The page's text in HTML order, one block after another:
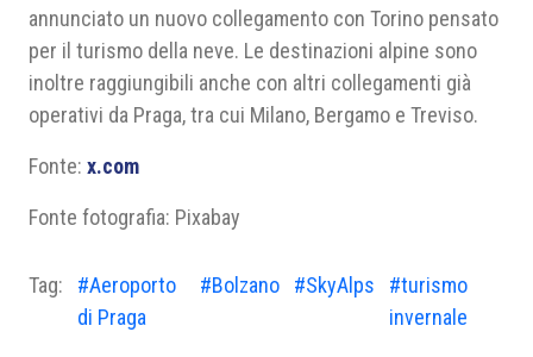
annunciato un nuovo collegamento con Torino pensato
per il turismo della neve. Le destinazioni alpine sono
inoltre raggiungibili anche con altri collegamenti già
operativi da Praga, tra cui Milano, Bergamo e Treviso.
Fonte: x.com
Fonte fotografia: Pixabay
Tag:
#Aeroporto
di Praga
#Bolzano #SkyAlps
#turismo
invernale